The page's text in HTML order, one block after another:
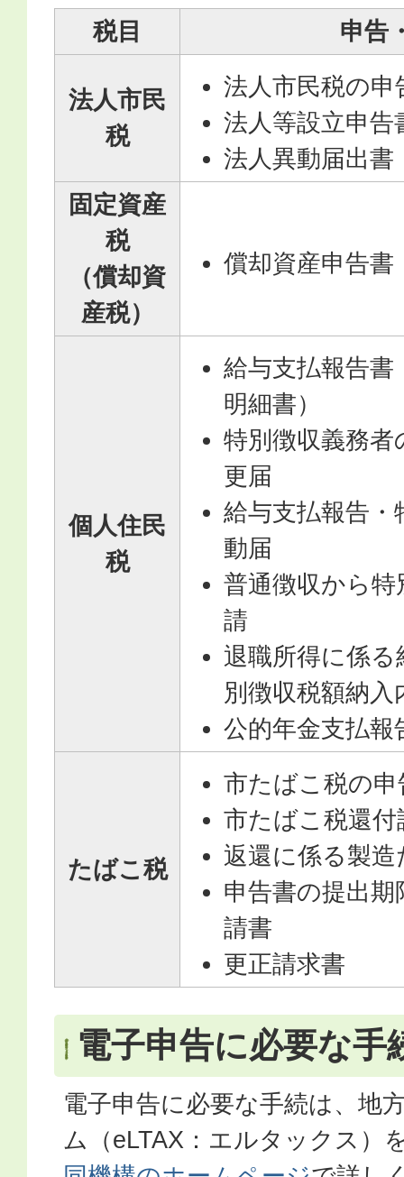
税目
申告
法人市民
税
法人市民税の申
法人等設立申告
法人異動届出書
固定資産
税
（償却資
産税）
償却資産申告書
個人住民
税
給与支払報告書
明細書）
特別徴収義務者
更届
給与支払報告・
動届
普通徴収から
請
退職所得に係
別徴収税額納入
公的年金支払報
たばこ税
市たばこ税の
市たばこ税還付
返還に係る製
申告書の提出
請書
更正請求書
電子申告に必要な手
電子申告に必要な手続は、地
ム（eLTAX：エルタックス）